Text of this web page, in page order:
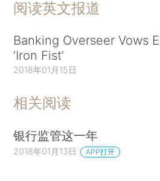
阅读英文报道
Banking Overseer Vows
‘Iron Fist’
2018年01月15日
相关阅读
银行监管这一年
2018年01月13日 APP打开